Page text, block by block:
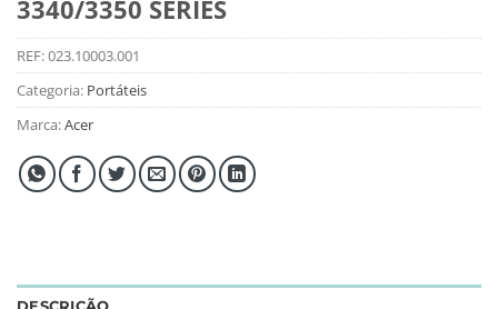
3340/3350 SERIES
REF:023.10003.001
Categoria: Portáteis
Marca:Acer